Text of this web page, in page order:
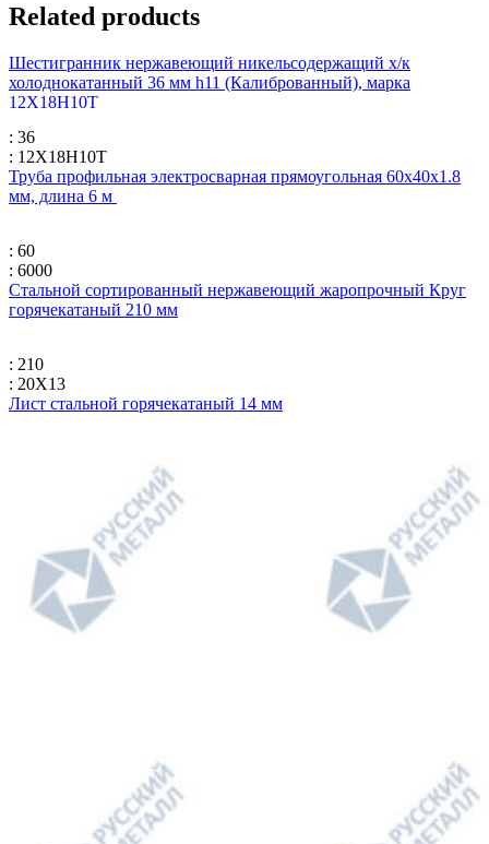
Related products
Шестигранник нержавеющий никельсодержащий х/к
холоднокатанный 36 мм h11 (Калиброванный), марка
12Х18Н10Т
: 36
: 12Х18Н10Т
Труба профильная электросварная прямоугольная 60х40х1.8
мм, длина 6 м
: 60
: 6000
Стальной сортированный нержавеющий жаропрочный Круг
горячекатаный 210 мм
: 210
: 20Х13
Лист стальной горячекатаный 14 мм